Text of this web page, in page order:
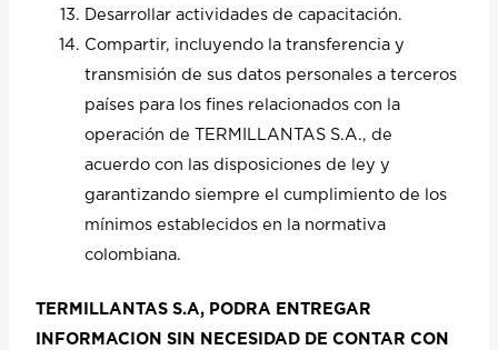
Desarrollar actividades de capacitación.
Compartir, incluyendo la transferencia y
transmisión de sus datos personales a terceros
países para los fines relacionados con la
operación de TERMILLANTAS S.A., de
acuerdo con las disposiciones de ley y
garantizando siempre el cumplimiento de los
mínimos establecidos en la normativa
colombiana.
TERMILLANTAS S.A, PODRA ENTREGAR
INFORMACION SIN NECESIDAD DE CONTAR CON